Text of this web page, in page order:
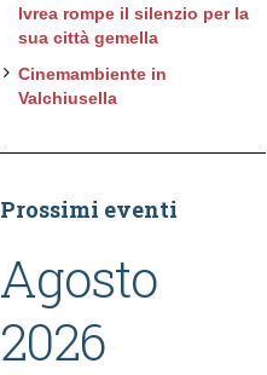
Ivrea rompe il silenzio per la
sua città gemella
Cinemambiente in
Valchiusella
Prossimi eventi
Agosto
2026